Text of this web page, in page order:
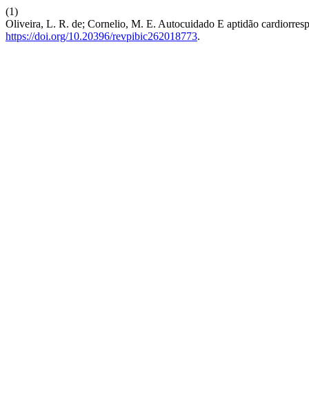
(1)
Oliveira, L. R. de; Cornelio, M. E. Autocuidado E aptidão
https://doi.org/10.20396/revpibic262018773.